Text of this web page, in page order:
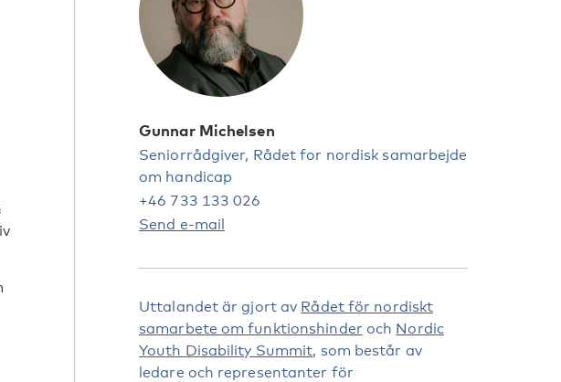
Gunnar Michelsen
Seniorrådgiver, Rådet for nordisk samarbejde
om handicap
+46 733 133 026
Send e-mail
Uttalandet är gjort av Rådet för nordiskt
samarbete om funktionshinder och Nordic
Youth Disability Summit, som består av
ledare och representanter för